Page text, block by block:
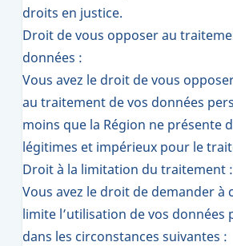
droits en justice.
Droit de vous opposer au
données :
Vous avez le droit de vous
au traitement de vos données
moins que la Région ne présente
légitimes et impérieux pour le
Droit à la limitation du traitement :
Vous avez le droit de demander à
limite l’utilisation de vos données
dans les circonstances suivantes :